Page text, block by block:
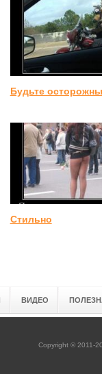
Будьте осторожны
Стильно
ВИДЕО
Copyright © 2011-